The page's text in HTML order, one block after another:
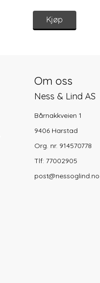
Kjøp
Om oss
Ness & Lind AS
Bårnakkveien 1
9406 Harstad
Org. nr. 914570778
Tlf: 77002905
post@nessoglind.no